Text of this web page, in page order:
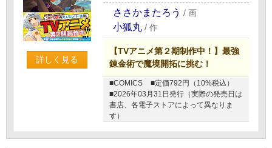
詳しく見る
ささかまたろう / 画
小狐丸 / 作
【TVアニメ第２期制作中！】最強
錬金術で魔境開拓に挑む！
■COMICS
■定価792円（10%税込）
■2026年03月31日発行（実際の発売日は
書店、各電子ストアによって異なりま
す）